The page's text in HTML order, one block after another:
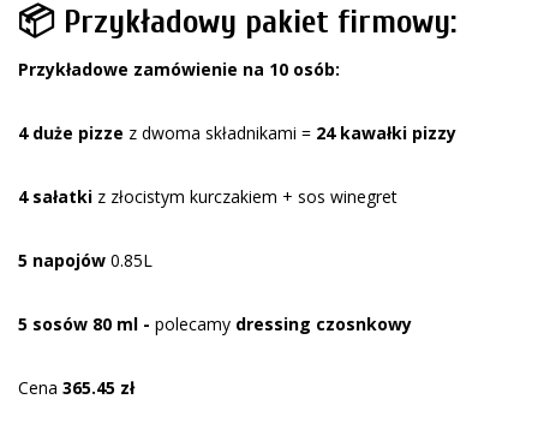
📦 Przykładowy pakiet firmowy:
Przykładowe zamówienie na 10 osób:
4 duże pizze z dwoma składnikami = 24 kawałki pizzy
4 sałatki z złocistym kurczakiem + sos winegret
5 napojów 0.85L
5 sosów 80 ml - polecamy dressing czosnkowy
Cena 365.45 zł